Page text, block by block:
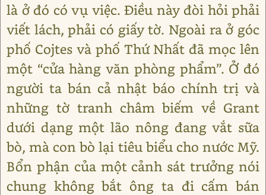
là ở đó có vụ việc. Điều này đòi hỏi phải
viết lách, phải có giấy tờ. Ngoài ra ở góc
phố Cojtes và phố Thứ Nhất đã mọc lên
một “cửa hàng văn phòng phẩm”. Ở đó
người ta bán cả nhật báo chính trị và
những tờ tranh châm biếm về Grant
dưới dạng một lão nông đang vắt sữa
bò, mà con bò lại tiêu biểu cho nước Mỹ.
Bổn phận của một cảnh sát trưởng nói
chung không bắt ông ta đi cấm bán